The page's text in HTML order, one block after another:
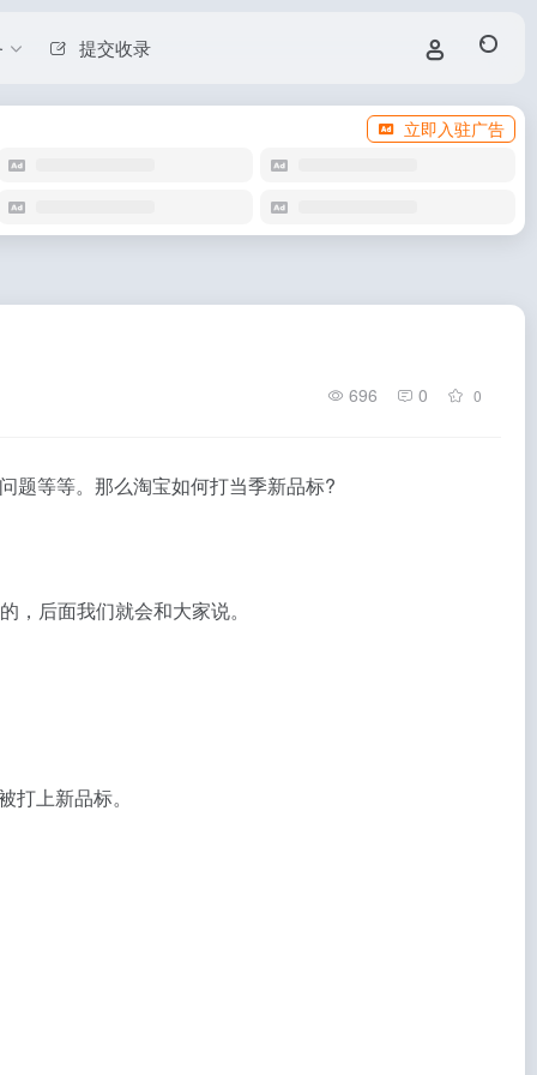
提交收录
立即入驻广告
696 0 0
题等等。那么淘宝如何打当季新品标?
后面我们就会和大家说。
上新品标。